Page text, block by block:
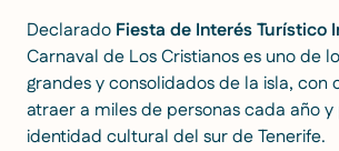
Declarado Fiesta de Interés Turístico
Carnaval de Los Cristianos es uno de
grandes y consolidados de la isla, con
atraer a miles de personas cada año
identidad cultural del sur de Tenerife.